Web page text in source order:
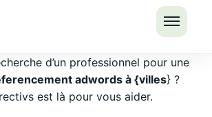
LE
d’un professionnel pour une
adwords à {villes} ?
est là pour vous aider.